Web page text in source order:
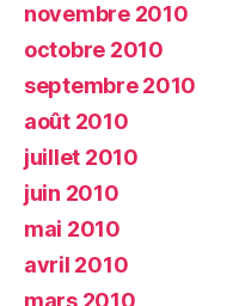
novembre 2010
octobre 2010
septembre 2010
août 2010
juillet 2010
juin 2010
mai 2010
avril 2010
mars 2010